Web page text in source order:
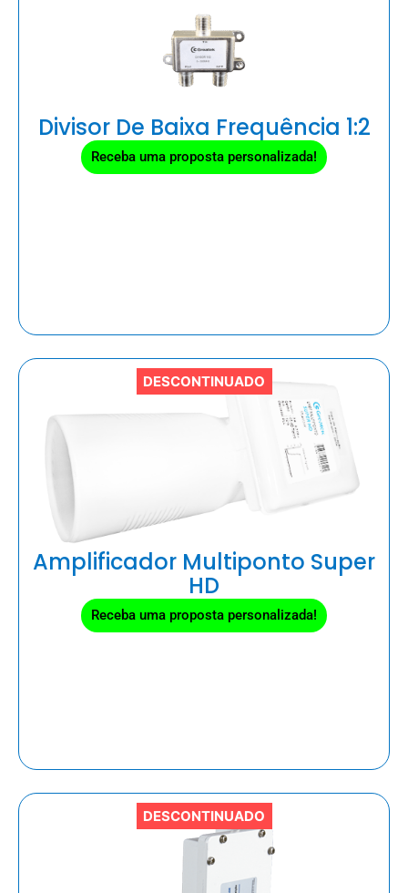
Divisor De Baixa Frequência 1:2
Receba uma proposta personalizada!
DESCONTINUADO
Amplificador Multiponto Super
HD
Receba uma proposta personalizada!
DESCONTINUADO